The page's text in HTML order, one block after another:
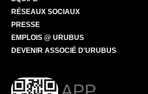
RÉSEAUX SOCIAUX
PRESSE
EMPLOIS @ URUBUS
DEVENIR ASSOCIÉ D'URUBUS